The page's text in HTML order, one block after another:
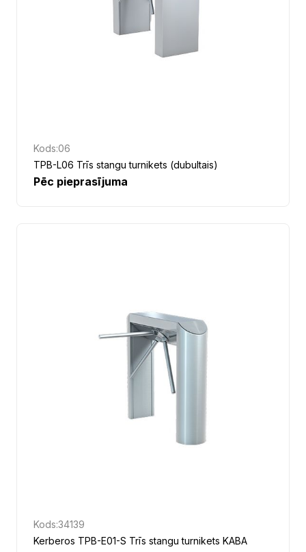
Kods:06
TPB-L06 Trīs stangu turnikets (dubultais)
Pēc pieprasījuma
Kods:34139
Kerberos TPB-E01-S Trīs stangu turnikets KABA